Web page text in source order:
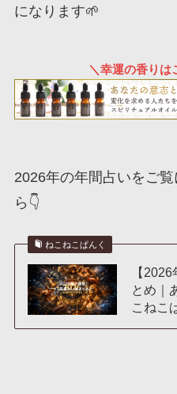
になります🌱
＼幸運の香りは
2026年の年間占いをご
ら👇
ねこねこぱんく
【
とめ｜
こねこ